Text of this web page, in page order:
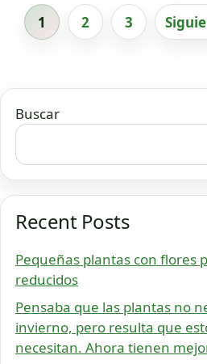
Página
1 Página
2 Página
3
Buscar
Recent Posts
Pequeñas plantas con flores
reducidos
Pensaba que las plantas no
invierno, pero resulta que
necesitan. Ahora tienen